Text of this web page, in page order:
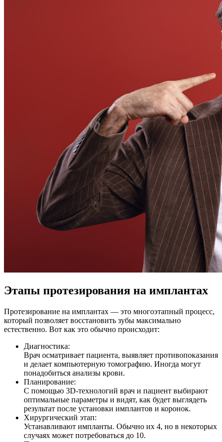
Этапы протезирования на имплантах
Протезирование на имплантах — это многоэтапный процесс,
который позволяет восстановить зубы максимально
естественно. Вот как это обычно происходит:
Диагностика:
Врач осматривает пациента, выявляет противопоказания
и делает компьютерную томографию. Иногда могут
понадобиться анализы крови.
Планирование:
С помощью 3D-технологий врач и пациент выбирают
оптимальные параметры и видят, как будет выглядеть
результат после установки имплантов и коронок.
Хирургический этап:
Устанавливают импланты. Обычно их 4, но в некоторых
случаях может потребоваться до 10.